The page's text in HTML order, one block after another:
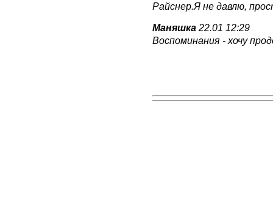
Райснер.Я не давлю,
Маняшка 22.01 12:29
Воспоминания - хочу